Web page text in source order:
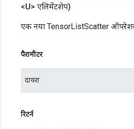
<U> एलिमेंटशेप)
एक नया TensorListScatter
पैरामीटर
दायरा
रिटर्न